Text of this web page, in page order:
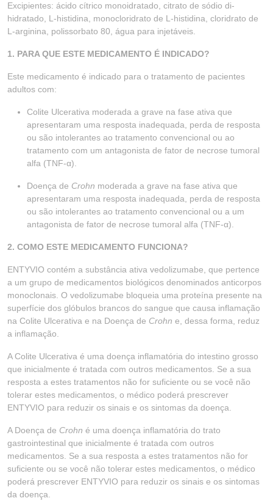
Excipientes: ácido cítrico monoidratado, citrato de sódio di-
hidratado, L-histidina, monocloridrato de L-histidina, cloridrato de
L-arginina, polissorbato 80, água para injetáveis.
1. PARA QUE ESTE MEDICAMENTO É INDICADO?
Este medicamento é indicado para o tratamento de pacientes
adultos com:
Colite Ulcerativa moderada a grave na fase ativa que
apresentaram uma resposta inadequada, perda de resposta
ou são intolerantes ao tratamento convencional ou ao
tratamento com um antagonista de fator de necrose tumoral
alfa (TNF-α).
Doença de Crohn moderada a grave na fase ativa que
apresentaram uma resposta inadequada, perda de resposta
ou são intolerantes ao tratamento convencional ou a um
antagonista de fator de necrose tumoral alfa (TNF-α).
2. COMO ESTE MEDICAMENTO FUNCIONA?
ENTYVIO contém a substância ativa vedolizumabe, que pertence
a um grupo de medicamentos biológicos denominados anticorpos
monoclonais. O vedolizumabe bloqueia uma proteína presente na
superfície dos glóbulos brancos do sangue que causa inflamação
na Colite Ulcerativa e na Doença de Crohn e, dessa forma, reduz
a inflamação.
A Colite Ulcerativa é uma doença inflamatória do intestino grosso
que inicialmente é tratada com outros medicamentos. Se a sua
resposta a estes tratamentos não for suficiente ou se você não
tolerar estes medicamentos, o médico poderá prescrever
ENTYVIO para reduzir os sinais e os sintomas da doença.
A Doença de Crohn é uma doença inflamatória do trato
gastrointestinal que inicialmente é tratada com outros
medicamentos. Se a sua resposta a estes tratamentos não for
suficiente ou se você não tolerar estes medicamentos, o médico
poderá prescrever ENTYVIO para reduzir os sinais e os sintomas
da doença.